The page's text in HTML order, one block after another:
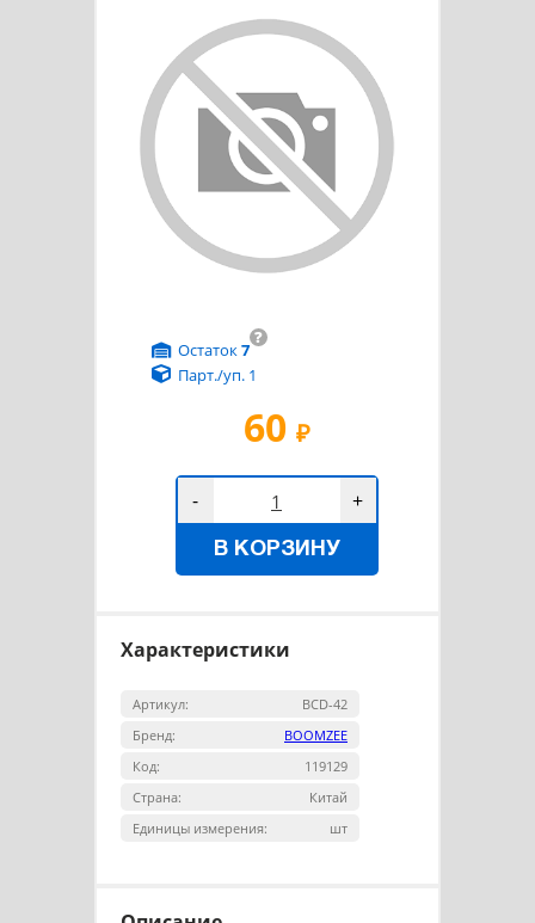
60 ₽
?
Остаток7
Парт./уп. 1
- +
В КОРЗИНУ
Характеристики
Артикул:
BCD-42
Бренд:
BOOMZEE
Код:
119129
Страна:
Китай
Единицы измерения:
шт